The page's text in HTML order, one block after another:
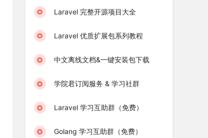
Laravel 完整开源项目大全
Laravel 优质扩展包系列教程
中文离线文档&一键安装包下载
学院君订阅服务 & 学习社群
Laravel 学习互助群（免费）
Golang 学习互助群（免费）